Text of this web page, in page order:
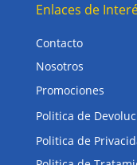
Enlaces de
Contacto
Nosotros
Promociones
Politica de
Politica de